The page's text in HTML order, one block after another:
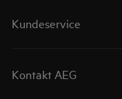
Kundeservice
Kontakt AEG